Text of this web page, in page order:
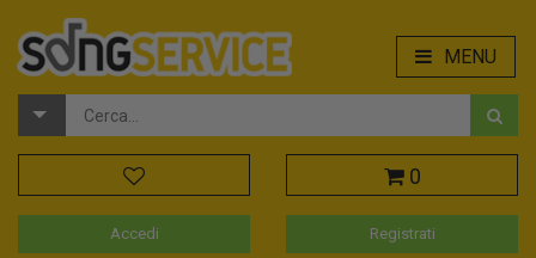
MENU
0
Accedi Registrati